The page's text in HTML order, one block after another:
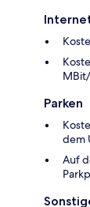
Parken
dem
Auf